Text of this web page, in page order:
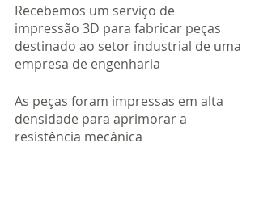
Recebemos um serviço de
impressão 3D para fabricar peças
destinado ao setor industrial de uma
empresa de engenharia
As peças foram impressas em alta
densidade para aprimorar a
resistência mecânica